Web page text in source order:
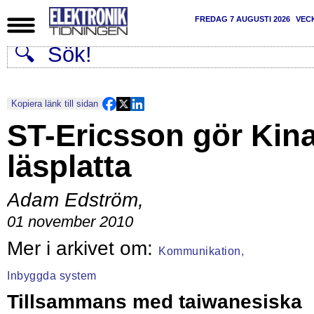
FREDAG 7 AUGUSTI 2026
Kopiera länk till sidan
ST-Ericsson gör
läsplatta
Adam Edström,
01 november 2010
Kommunikation,
Inbyggda system
Tillsammans med taiwanesiska